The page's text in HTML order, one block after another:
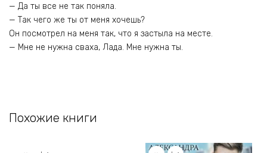
— Да ты все не так поняла.
— Так чего же ты от меня хочешь?
Он посмотрел на меня так, что я застыла на месте.
— Мне не нужна сваха, Лада. Мне нужна ты.
Похожие книги